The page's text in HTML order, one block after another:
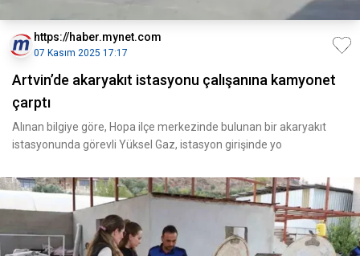
https://haber.mynet.com
07 Kasım 2025 17:17
Artvin’de akaryakıt istasyonu çalışanına kamyonet
çarptı
Alınan bilgiye göre, Hopa ilçe merkezinde bulunan bir akaryakıt
istasyonunda görevli Yüksel Gaz, istasyon girişinde yo